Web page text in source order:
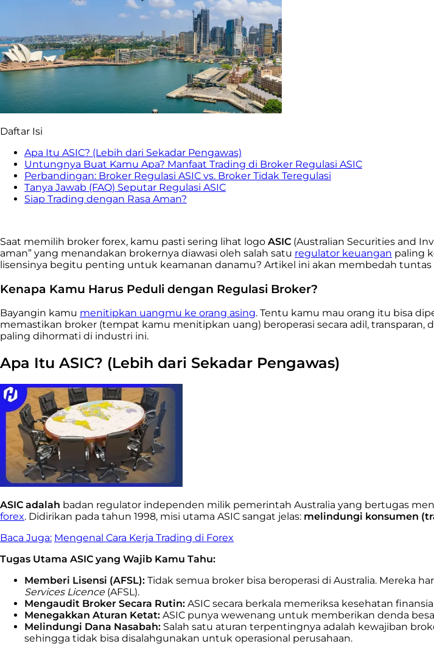
Daftar Isi
Apa Itu ASIC? (Lebih dari Sekadar Pengawas)
Untungnya Buat Kamu Apa? Manfaat Trading di Broker Regulasi ASIC
Perbandingan: Broker Regulasi ASIC vs. Broker Tidak Teregulasi
Tanya Jawab (FAQ) Seputar Regulasi ASIC
Siap Trading dengan Rasa Aman?
Saat memilih broker forex, kamu pasti sering lihat logo ASIC (Australian Securities and
aman” yang menandakan brokernya diawasi oleh salah satu regulator keuangan paling
lisensinya begitu penting untuk keamanan danamu? Artikel ini akan membedah tuntas
Kenapa Kamu Harus Peduli dengan Regulasi Broker?
Bayangin kamu menitipkan uangmu ke orang asing. Tentu kamu mau orang itu bisa
memastikan broker (tempat kamu menitipkan uang) beroperasi secara adil, transparan,
paling dihormati di industri ini.
Apa Itu ASIC? (Lebih dari Sekadar Pengawas)
ASIC adalah badan regulator independen milik pemerintah Australia yang bertugas
forex. Didirikan pada tahun 1998, misi utama ASIC sangat jelas: melindungi konsumen
Baca Juga: Mengenal Cara Kerja Trading di Forex
Tugas Utama ASIC yang Wajib Kamu Tahu:
Memberi Lisensi (AFSL): Tidak semua broker bisa beroperasi di Australia. Mereka
Services Licence(AFSL).
Mengaudit Broker Secara Rutin: ASIC secara berkala memeriksa kesehatan
Menegakkan Aturan Ketat: ASIC punya wewenang untuk memberikan denda
Melindungi Dana Nasabah: Salah satu aturan terpentingnya adalah kewajiban
sehingga tidak bisa disalahgunakan untuk operasional perusahaan.